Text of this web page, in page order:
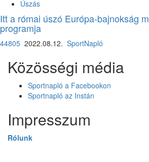
Úszás
Itt a római úszó Európa-bajnokság
programja
44805 2022.08.12. SportNapló
Közösségi média
Sportnapló a Facebookon
Sportnapló az Instán
Impresszum
Rólunk